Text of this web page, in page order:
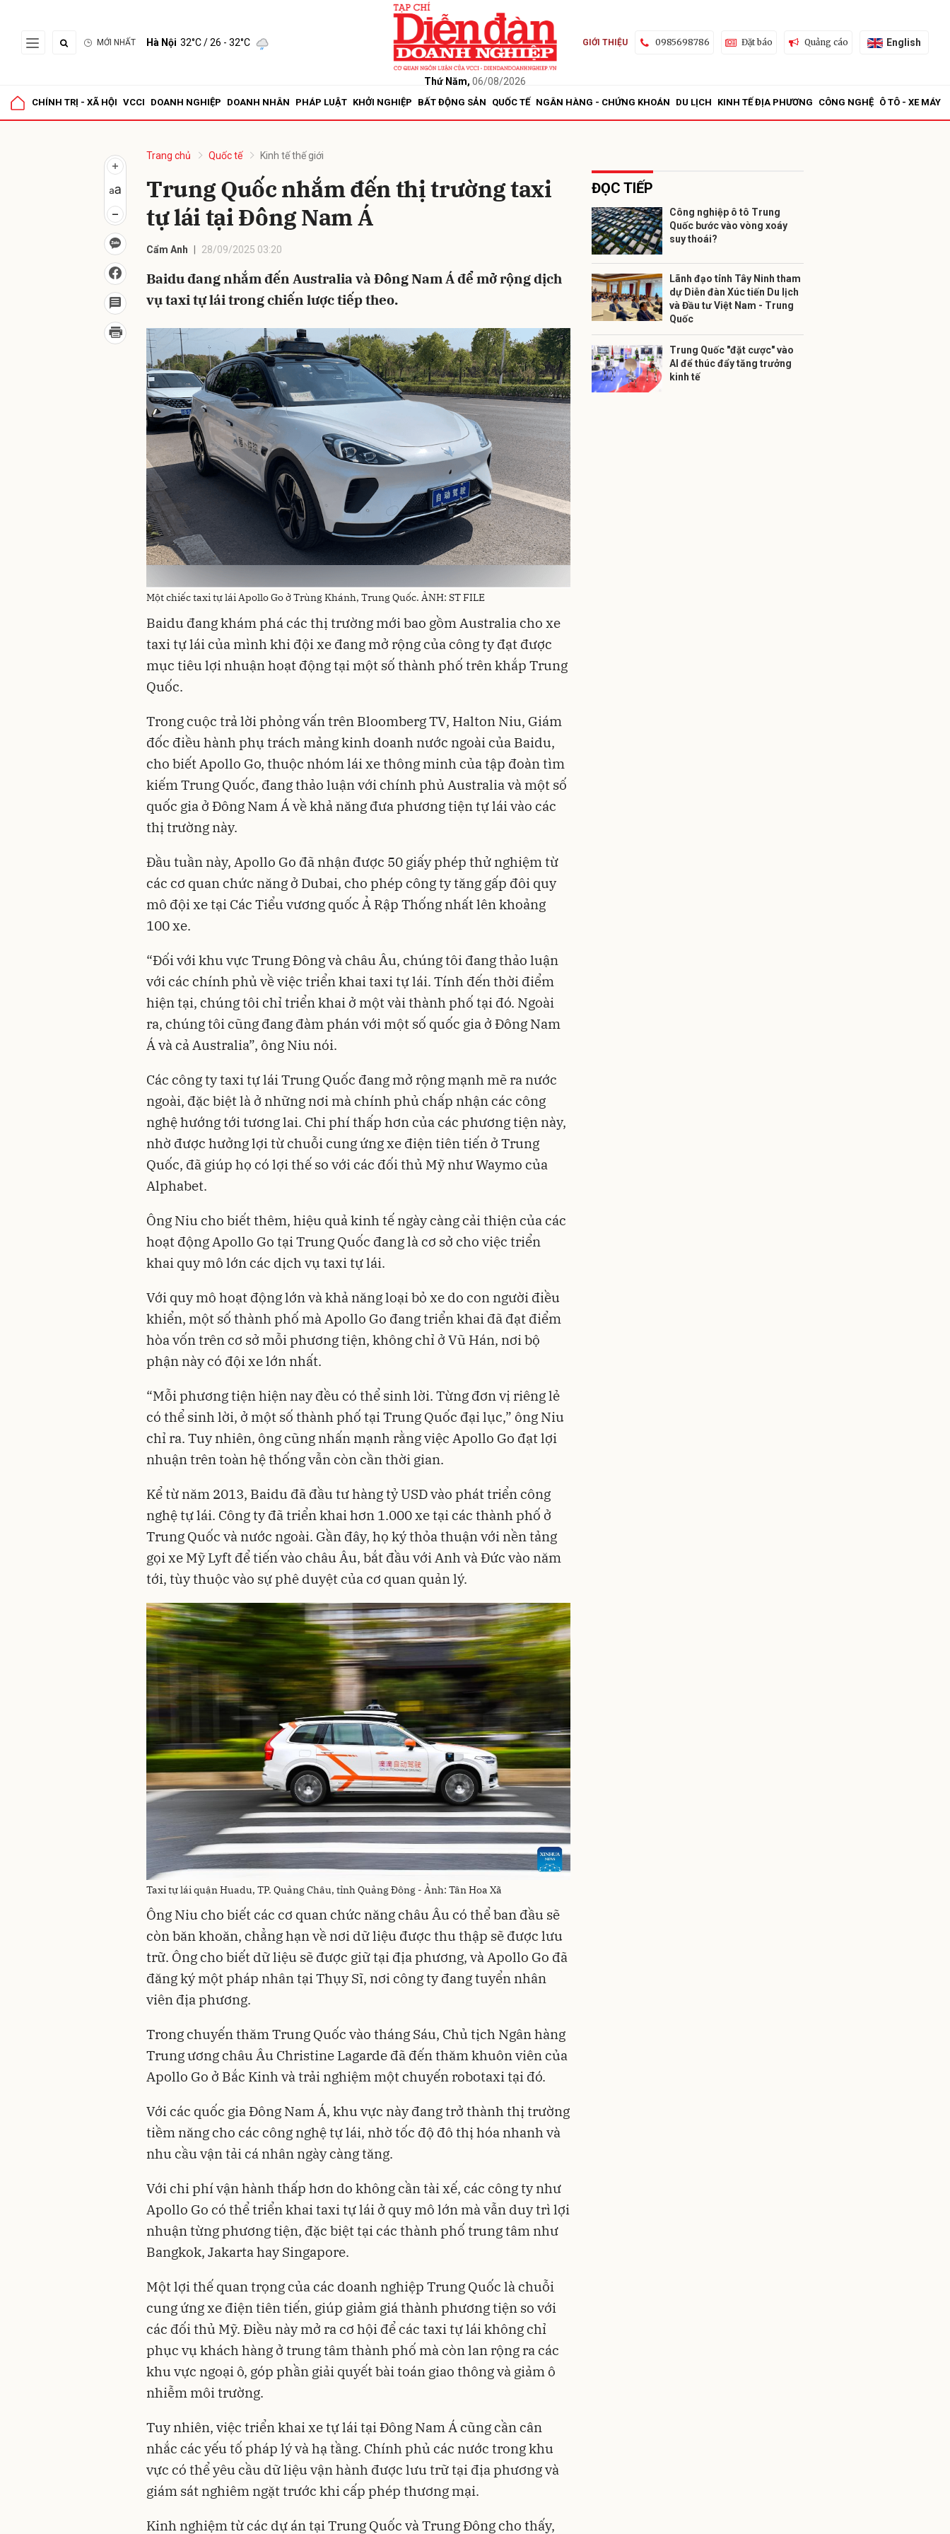
MỚI NHẤT Hà Nội 32°C/ 26 - 32°C
Thứ Năm, 06/08/2026
GIỚI THIỆU 0985698786 Đặt báo Quảng cáo English
CHÍNH TRỊ - XÃ HỘI VCCI DOANH NGHIỆP DOANH NHÂN PHÁP LUẬT KHỞI NGHIỆP BẤT ĐỘNG SẢN QUỐC TẾ NGÂN HÀNG - CHỨNG KHOÁN DU LỊCH KINH TẾ ĐỊA PHƯƠNG CÔNG NGHỆ Ô TÔ - XE MÁY
Trang chủ Quốc tế Kinh tế thế giới
Trung Quốc nhắm đến thị trường taxi
tự lái tại Đông Nam Á
Cẩm Anh 28/09/2025 03:20
Baidu đang nhắm đến Australia và Đông Nam Á để mở rộng dịch
vụ taxi tự lái trong chiến lược tiếp theo.
Một chiếc taxi tự lái Apollo Go ở Trùng Khánh, Trung Quốc. ẢNH: ST FILE
Baidu đang khám phá các thị trường mới bao gồm Australia cho xe
taxi tự lái của mình khi đội xe đang mở rộng của công ty đạt được
mục tiêu lợi nhuận hoạt động tại một số thành phố trên khắp Trung
Quốc.
Trong cuộc trả lời phỏng vấn trên Bloomberg TV, Halton Niu, Giám
đốc điều hành phụ trách mảng kinh doanh nước ngoài của Baidu,
cho biết Apollo Go, thuộc nhóm lái xe thông minh của tập đoàn tìm
kiếm Trung Quốc, đang thảo luận với chính phủ Australia và một số
quốc gia ở Đông Nam Á về khả năng đưa phương tiện tự lái vào các
thị trường này.
Đầu tuần này, Apollo Go đã nhận được 50 giấy phép thử nghiệm từ
các cơ quan chức năng ở Dubai, cho phép công ty tăng gấp đôi quy
mô đội xe tại Các Tiểu vương quốc Ả Rập Thống nhất lên khoảng
100 xe.
“Đối với khu vực Trung Đông và châu Âu, chúng tôi đang thảo luận
với các chính phủ về việc triển khai taxi tự lái. Tính đến thời điểm
hiện tại, chúng tôi chỉ triển khai ở một vài thành phố tại đó. Ngoài
ra, chúng tôi cũng đang đàm phán với một số quốc gia ở Đông Nam
Á và cả Australia”, ông Niu nói.
Các công ty taxi tự lái Trung Quốc đang mở rộng mạnh mẽ ra nước
ngoài, đặc biệt là ở những nơi mà chính phủ chấp nhận các công
nghệ hướng tới tương lai. Chi phí thấp hơn của các phương tiện này,
nhờ được hưởng lợi từ chuỗi cung ứng xe điện tiên tiến ở Trung
Quốc, đã giúp họ có lợi thế so với các đối thủ Mỹ như Waymo của
Alphabet.
Ông Niu cho biết thêm, hiệu quả kinh tế ngày càng cải thiện của các
hoạt động Apollo Go tại Trung Quốc đang là cơ sở cho việc triển
khai quy mô lớn các dịch vụ taxi tự lái.
Với quy mô hoạt động lớn và khả năng loại bỏ xe do con người điều
khiển, một số thành phố mà Apollo Go đang triển khai đã đạt điểm
hòa vốn trên cơ sở mỗi phương tiện, không chỉ ở Vũ Hán, nơi bộ
phận này có đội xe lớn nhất.
“Mỗi phương tiện hiện nay đều có thể sinh lời. Từng đơn vị riêng lẻ
có thể sinh lời, ở một số thành phố tại Trung Quốc đại lục,” ông Niu
chỉ ra. Tuy nhiên, ông cũng nhấn mạnh rằng việc Apollo Go đạt lợi
nhuận trên toàn hệ thống vẫn còn cần thời gian.
Kể từ năm 2013, Baidu đã đầu tư hàng tỷ USD vào phát triển công
nghệ tự lái. Công ty đã triển khai hơn 1.000 xe tại các thành phố ở
Trung Quốc và nước ngoài. Gần đây, họ ký thỏa thuận với nền tảng
gọi xe Mỹ Lyft để tiến vào châu Âu, bắt đầu với Anh và Đức vào năm
tới, tùy thuộc vào sự phê duyệt của cơ quan quản lý.
Taxi tự lái quận Huadu, TP. Quảng Châu, tỉnh Quảng Đông - Ảnh: Tân Hoa Xã
Ông Niu cho biết các cơ quan chức năng châu Âu có thể ban đầu sẽ
còn băn khoăn, chẳng hạn về nơi dữ liệu được thu thập sẽ được lưu
trữ. Ông cho biết dữ liệu sẽ được giữ tại địa phương, và Apollo Go đã
đăng ký một pháp nhân tại Thụy Sĩ, nơi công ty đang tuyển nhân
viên địa phương.
Trong chuyến thăm Trung Quốc vào tháng Sáu, Chủ tịch Ngân hàng
Trung ương châu Âu Christine Lagarde đã đến thăm khuôn viên của
Apollo Go ở Bắc Kinh và trải nghiệm một chuyến robotaxi tại đó.
Với các quốc gia Đông Nam Á, khu vực này đang trở thành thị trường
tiềm năng cho các công nghệ tự lái, nhờ tốc độ đô thị hóa nhanh và
nhu cầu vận tải cá nhân ngày càng tăng.
Với chi phí vận hành thấp hơn do không cần tài xế, các công ty như
Apollo Go có thể triển khai taxi tự lái ở quy mô lớn mà vẫn duy trì lợi
nhuận từng phương tiện, đặc biệt tại các thành phố trung tâm như
Bangkok, Jakarta hay Singapore.
Một lợi thế quan trọng của các doanh nghiệp Trung Quốc là chuỗi
cung ứng xe điện tiên tiến, giúp giảm giá thành phương tiện so với
các đối thủ Mỹ. Điều này mở ra cơ hội để các taxi tự lái không chỉ
phục vụ khách hàng ở trung tâm thành phố mà còn lan rộng ra các
khu vực ngoại ô, góp phần giải quyết bài toán giao thông và giảm ô
nhiễm môi trường.
Tuy nhiên, việc triển khai xe tự lái tại Đông Nam Á cũng cần cân
nhắc các yếu tố pháp lý và hạ tầng. Chính phủ các nước trong khu
vực có thể yêu cầu dữ liệu vận hành được lưu trữ tại địa phương và
giám sát nghiêm ngặt trước khi cấp phép thương mại.
Kinh nghiệm từ các dự án tại Trung Quốc và Trung Đông cho thấy,
ĐỌC TIẾP
Công nghiệp ô tô Trung
Quốc bước vào vòng xoáy
suy thoái?
Lãnh đạo tỉnh Tây Ninh tham
dự Diễn đàn Xúc tiến Du lịch
và Đầu tư Việt Nam - Trung
Quốc
Trung Quốc "đặt cược" vào
AI để thúc đẩy tăng trưởng
kinh tế
Gửi